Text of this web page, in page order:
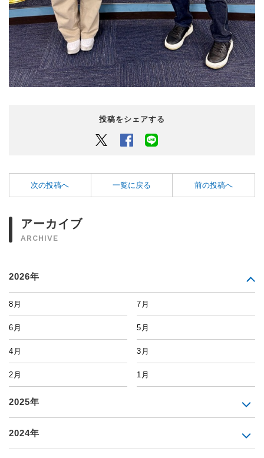
投稿をシェアする
Twitter Facebook
次の投稿へ 一覧に戻る 前の投稿へ
アーカイブ
ARCHIVE
2026年
8月 7月
6月 5月
4月 3月
2月 1月
2025年
2024年